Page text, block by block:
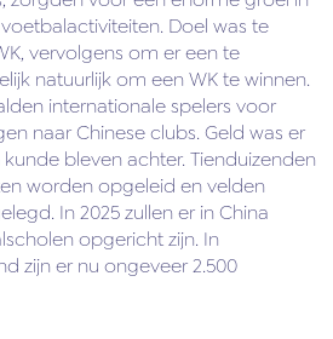
Doel was te
vervolgens om er een te
natuurlijk om een WK te winnen.
internationale spelers voor
naar Chinese clubs. Geld was er
bleven achter. Tienduizenden
worden opgeleid en velden
In 2025 zullen er in China
opgericht zijn. In
zijn er nu ongeveer 2.500